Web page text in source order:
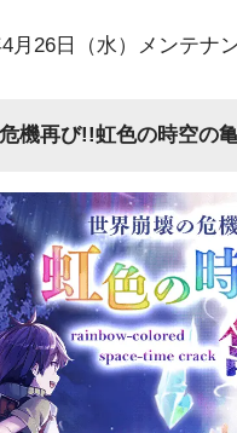
4月26日（水）メンテナ
危機再び!!虹色の時空の